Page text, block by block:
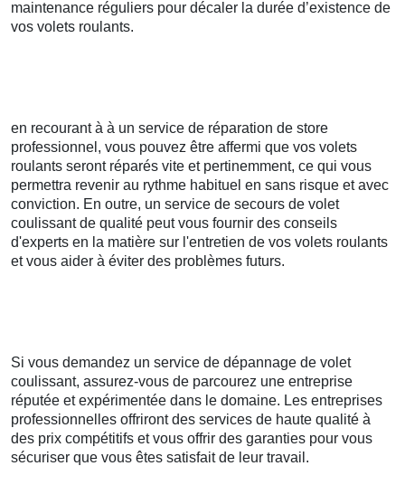
maintenance réguliers pour décaler la durée d’existence de
vos volets roulants.
en recourant à à un service de réparation de store
professionnel, vous pouvez être affermi que vos volets
roulants seront réparés vite et pertinemment, ce qui vous
permettra revenir au rythme habituel en sans risque et avec
conviction. En outre, un service de secours de volet
coulissant de qualité peut vous fournir des conseils
d'experts en la matière sur l'entretien de vos volets roulants
et vous aider à éviter des problèmes futurs.
Si vous demandez un service de dépannage de volet
coulissant, assurez-vous de parcourez une entreprise
réputée et expérimentée dans le domaine. Les entreprises
professionnelles offriront des services de haute qualité à
des prix compétitifs et vous offrir des garanties pour vous
sécuriser que vous êtes satisfait de leur travail.